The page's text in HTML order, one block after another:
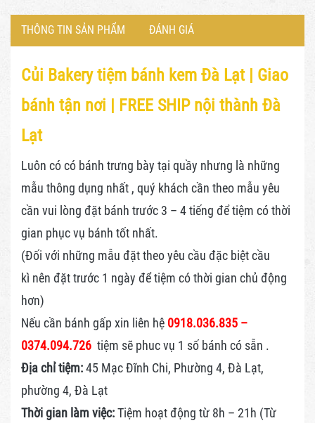
THÔNG TIN SẢN PHẨM ĐÁNH GIÁ
Củi Bakery tiệm bánh kem Đà Lạt | Giao
bánh tận nơi | FREE SHIP nội thành Đà
Lạt
Luôn có có bánh trưng bày tại quầy nhưng là những
mẫu thông dụng nhất , quý khách cần theo mẫu yêu
cần vui lòng đặt bánh trước 3 – 4 tiếng để tiệm có thời
gian phục vụ bánh tốt nhất.
(Đối với những mẫu đặt theo yêu cầu đặc biệt cầu
kì nên đặt trước 1 ngày để tiệm có thời gian chủ động
hơn)
Nếu cần bánh gấp xin liên hệ 0918.036.835 –
0374.094.726 tiệm sẽ phuc vụ 1 số bánh có sẵn .
Địa chỉ tiệm:45 Mạc Đĩnh Chi, Phường 4, Đà Lạt,
phường 4, Đà Lạt
Thời gian làm việc:Tiệm hoạt động từ 8h – 21h (Từ